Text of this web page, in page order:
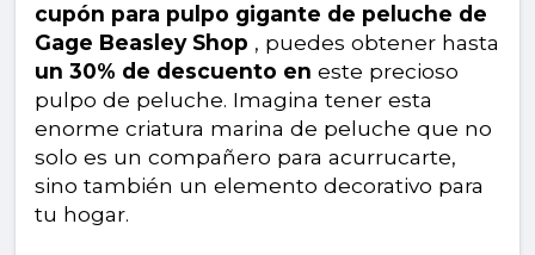
cupón para pulpo gigante de peluche de
Gage Beasley Shop , puedes obtener hasta
un 30% de descuento en este precioso
pulpo de peluche. Imagina tener esta
enorme criatura marina de peluche que no
solo es un compañero para acurrucarte,
sino también un elemento decorativo para
tu hogar.